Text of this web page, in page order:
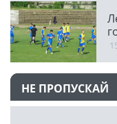
НЕ ПРОПУСКАЙ